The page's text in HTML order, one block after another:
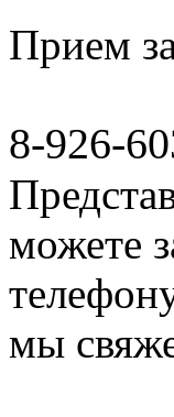
Прием
8-926-
можете
мы